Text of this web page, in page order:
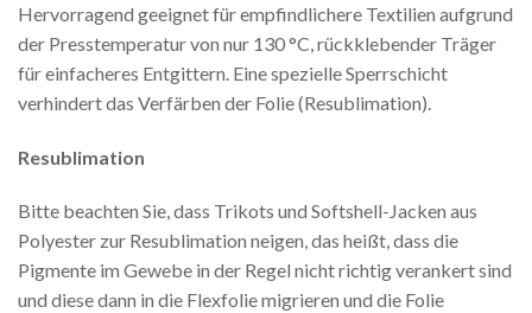
Hervorragend geeignet für empfindlichere Textilien aufgrund
der Presstemperatur von nur 130 °C, rückklebender Träger
für einfacheres Entgittern. Eine spezielle Sperrschicht
verhindert das Verfärben der Folie (Resublimation).
Resublimation
Bitte beachten Sie, dass Trikots und Softshell-Jacken aus
Polyester zur Resublimation neigen, das heißt, dass die
Pigmente im Gewebe in der Regel nicht richtig verankert sind
und diese dann in die Flexfolie migrieren und die Folie